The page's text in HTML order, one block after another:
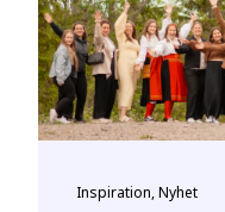
Inspiration, Nyhet
en ansökan. En
att YH Akademin